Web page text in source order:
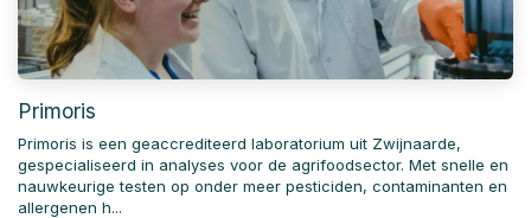
Primoris
Primoris is een geaccrediteerd laboratorium uit Zwijnaarde,
gespecialiseerd in analyses voor de agrifoodsector. Met snelle en
nauwkeurige testen op onder meer pesticiden, contaminanten en
allergenen h...